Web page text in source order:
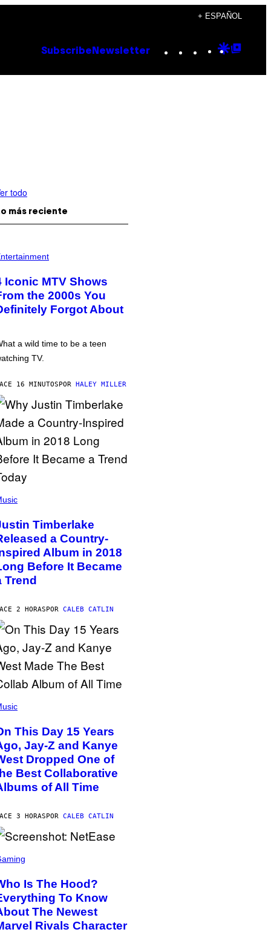
+ ESPAÑOL
Subscribe Newsletter Instagram
TikTok
YouTube
Google
todo
más reciente
Iconic MTV Shows
the 2000s You
Forgot About
a wild time to be a teen
TV.
16 MINUTOSPOR HALEY MILLER
Timberlake
a Country-
Album in 2018
Before It Became
Trend
2 HORASPOR CALEB CATLIN
This Day 15 Years
Jay-Z and Kanye
Dropped One of
Best Collaborative
of All Time
3 HORASPOR CALEB CATLIN
Is The Hood?
To Know
The Newest
Rivals Character